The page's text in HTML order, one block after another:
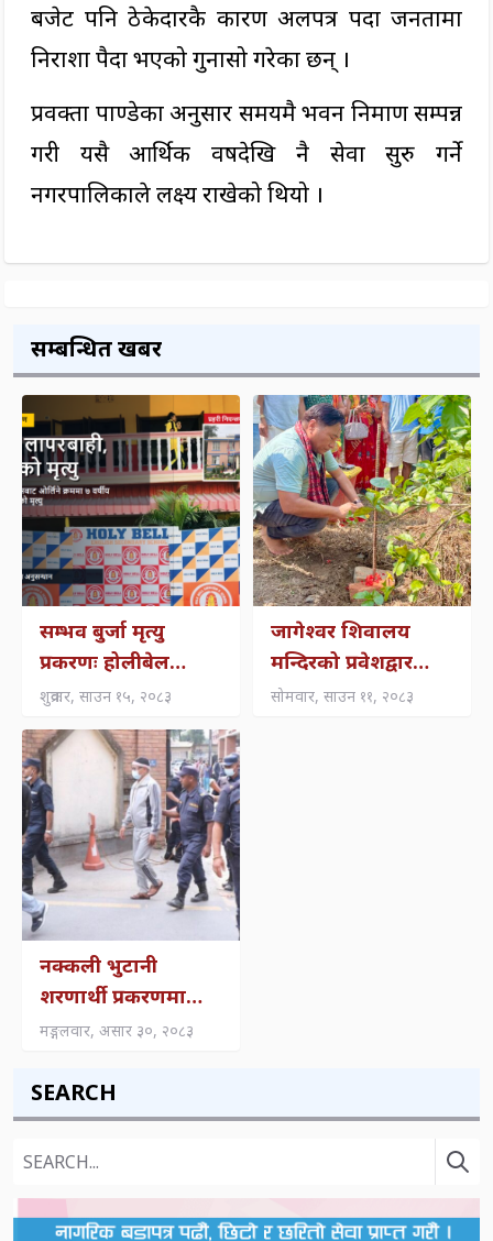
बजेट पनि ठेकेदारकै कारण अलपत्र पर्दा जनतामा
निराशा पैदा भएको गुनासो गरेका छन् ।
प्रवक्ता पाण्डेका अनुसार समयमै भवन निर्माण सम्पन्न
गरी यसै आर्थिक वर्षदेखि नै सेवा सुरु गर्ने
नगरपालिकाले लक्ष्य राखेको थियो ।
सम्बन्धित खबर
सम्भव बुर्जा मृत्यु
प्रकरणः होलीबेल
स्कुलको लापरबाही,
सवारी ज्यान मुद्दामा
अनुसन्धान
शुक्रवार, साउन १५, २०८३
जागेश्वर शिवालय
मन्दिरको प्रवेशद्वार
शिलान्यास, धार्मिक
सोमवार, साउन ११, २०८३
नक्कली भुटानी
शरणार्थी प्रकरणमा
फैसला: खाणलाई २
वर्ष कैद
मङ्गलवार, असार ३०, २०८३
SEARCH